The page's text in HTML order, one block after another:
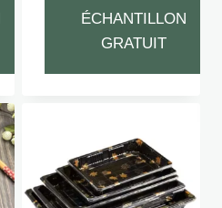
ÉCHANTILLON
GRATUIT